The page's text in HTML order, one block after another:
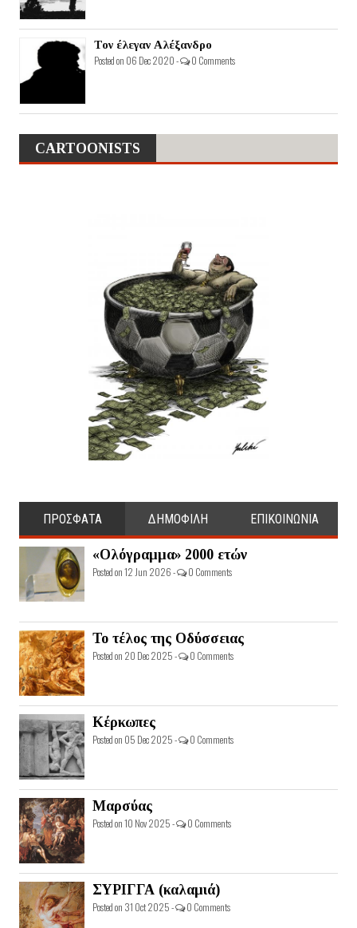
Τον έλεγαν Αλέξανδρο
Posted on 06 Dec 2020 - 0 Comments
CARTOONISTS
ΠΡΟΣΦΑΤΑ ΔΗΜΟΦΙΛΗ ΕΠΙΚΟΙΝΩΝΙΑ
«Ολόγραμμα» 2000 ετών
Posted on 12 Jun 2026 - 0 Comments
Το τέλος της Οδύσσειας
Posted on 20 Dec 2025 - 0 Comments
Κέρκωπες
Posted on 05 Dec 2025 - 0 Comments
Μαρσύας
Posted on 10 Nov 2025 - 0 Comments
ΣΥΡΙΓΓΑ (καλαμιά)
Posted on 31 Oct 2025 - 0 Comments